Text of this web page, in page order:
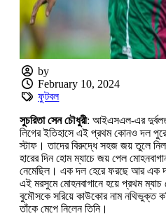
by
February 10, 2024
ফুটবল
সুচরিতা সেন চৌধুরী: আইএসএল-এর
লিগের ইতিহাসে এই প্রথম কোনও দল
স্টাফ। তাদের বিরুদ্ধে সহজ জয় তুলে নিল
হারের দিন হোম ম্যাচে জয় পেল
নেমেছিল। এক দল হেরে ফরছে আর এক
এই মরসুমে মোহনবাগানে হয়ে প্রথম
বুমৌসকে সরিয়ে কাউকোর নাম নথিভুক্ত
তাঁকে মেপে নিলেন তিনি।